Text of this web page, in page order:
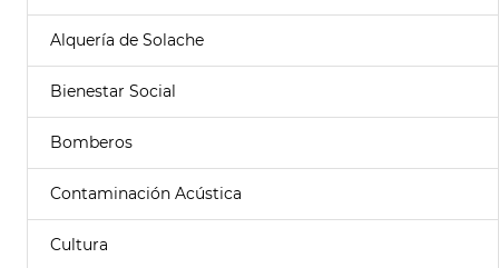
Alquería de Solache
Bienestar Social
Bomberos
Contaminación Acústica
Cultura